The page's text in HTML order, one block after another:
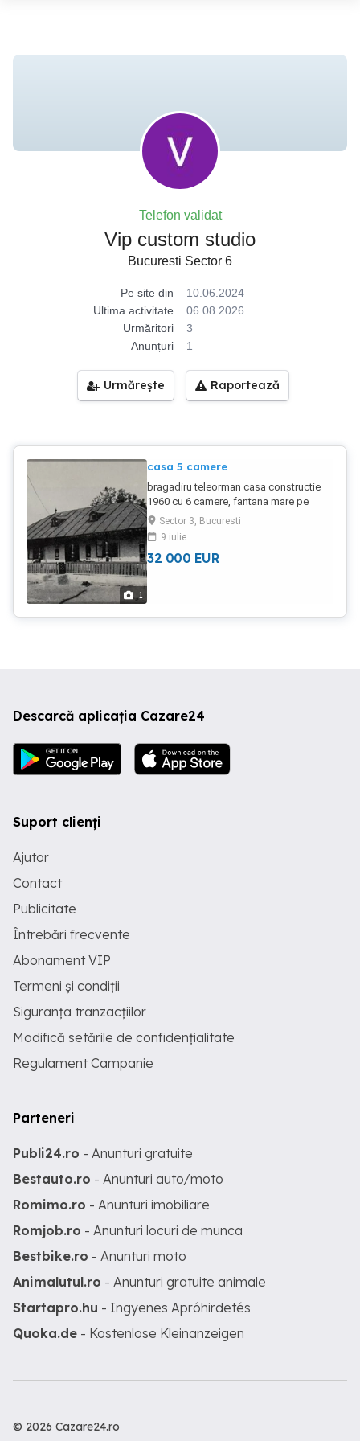
Telefon validat
Vip custom studio
Bucuresti Sector 6
Pe site din
10.06.2024
Ultima activitate
06.08.2026
Urmăritori
3
Anunțuri
1
Urmărește Raportează
1
casa 5 camere
bragadiru teleorman casa constructie
1960 cu 6 camere, fantana mare pe
tuburi, pe colt, iesire la 2 strazi 2000m2
pret 31.000e sau schimb cu apartament
in alexandria sau bucuresti. minim 60m2
Sector 3, Bucuresti
9 iulie
32 000 EUR
Descarcă aplicația Cazare24
Suport clienți
Ajutor
Contact
Publicitate
Întrebări frecvente
Abonament VIP
Termeni și condiții
Siguranța tranzacțiilor
Modifică setările de confidențialitate
Regulament Campanie
Parteneri
Publi24.ro - Anunturi gratuite
Bestauto.ro - Anunturi auto/moto
Romimo.ro - Anunturi imobiliare
Romjob.ro - Anunturi locuri de munca
Bestbike.ro - Anunturi moto
Animalutul.ro - Anunturi gratuite animale
Startapro.hu - Ingyenes Apróhirdetés
Quoka.de - Kostenlose Kleinanzeigen
© 2026 Cazare24.ro